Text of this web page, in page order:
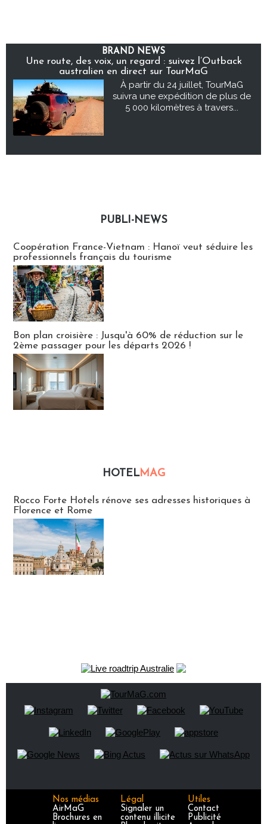
BRAND NEWS
Une route, des voix, un regard : suivez l’Outback
australien en direct sur TourMaG
À partir du 24 juillet, TourMaG
suivra une expédition de plus de
5 000 kilomètres à travers...
PUBLI-NEWS
Coopération France-Vietnam : Hanoï veut séduire les
professionnels français du tourisme
Bon plan croisière : Jusqu'à 60% de réduction sur le
2ème passager pour les départs 2026 !
HOTELMAG
Rocco Forte Hotels rénove ses adresses historiques à
Florence et Rome
Nos médias
AirMaG
Brochures en
Légal
Signaler un
contenu illicite
Utiles
Contact
Publicité